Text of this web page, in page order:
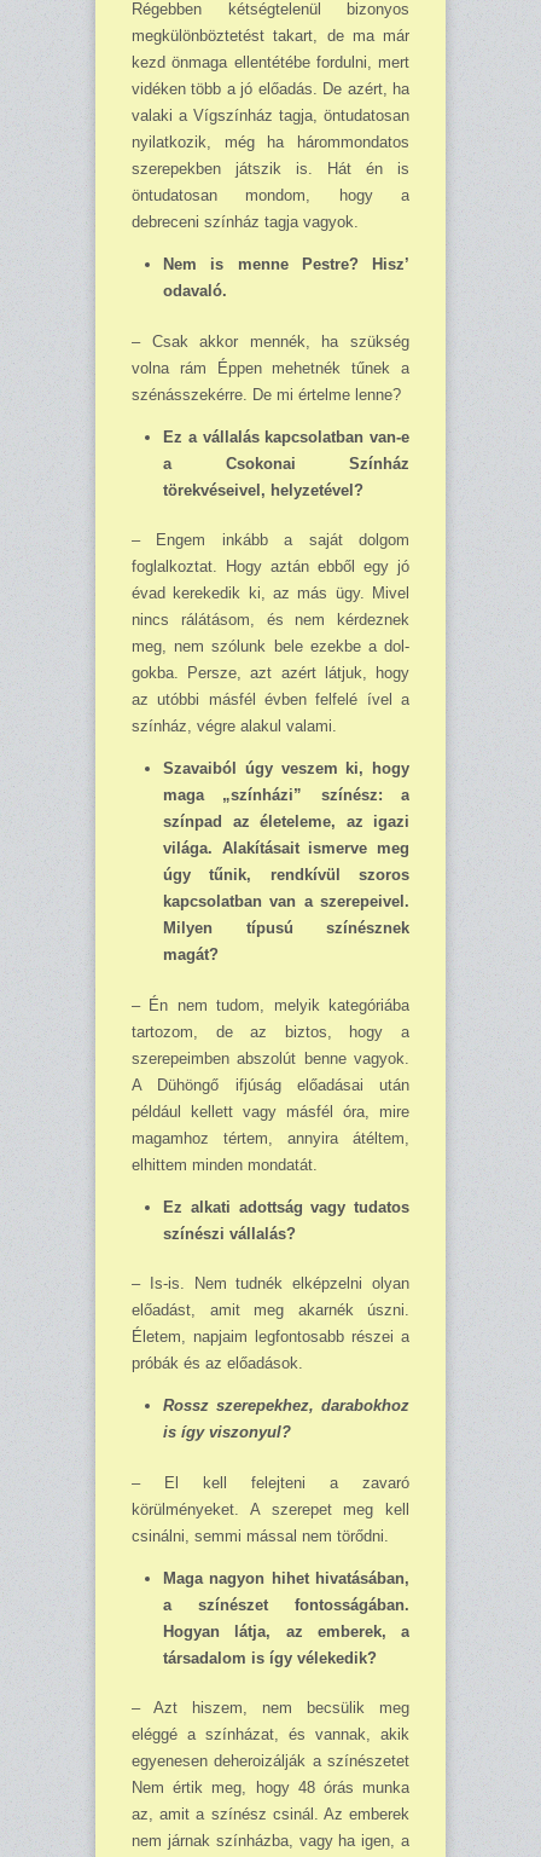
Régebben kétségtelenül bizonyos
megkülön­böztetést takart, de ma már
kezd önmaga ellentétébe fordulni, mert
vidéken több a jó előadás. De azért, ha
valaki a Vígszínház tagja, öntudatosan
nyilatkozik, még ha hárommondatos
szerepekben játszik is. Hát én is
öntudatosan mondom, hogy a
debreceni színház tagja vagyok.
Nem is menne Pestre? Hisz’
odavaló.
– Csak akkor mennék, ha szükség
volna rám Éppen mehetnék tűnek a
szénásszekérre. De mi értelme lenne?
Ez a vállalás kapcsolatban van-e
a Csokonai Színház
törekvéseivel, helyzetével?
– Engem inkább a saját dolgom
foglalkoztat. Hogy aztán ebből egy jó
évad kerekedik ki, az más ügy. Mivel
nincs rálátásom, és nem kérdeznek
meg, nem szólunk bele ezekbe a dol­
gokba. Persze, azt azért látjuk, hogy
az utóbbi másfél évben felfelé ível a
színház, végre alakul valami.
Szavaiból úgy veszem ki, hogy
maga „színházi” színész: a
színpad az életeleme, az igazi
világa. Alakításait ismerve meg
úgy tűnik, rendkívül szoros
kapcsolatban van a szerepeivel.
Milyen típusú színésznek
magát?
– Én nem tudom, melyik kategóriába
tartozom, de az biztos, hogy a
szerepeimben abszo­lút benne vagyok.
A Dühöngő ifjúság előadásai után
például kellett vagy másfél óra, mire
ma­gamhoz tértem, annyira átéltem,
elhittem minden mondatát.
Ez alkati adottság vagy tudatos
színészi vállalás?
– Is-is. Nem tudnék elképzelni olyan
előadást, amit meg akarnék úszni.
Életem, napjaim legfontosabb részei a
próbák és az előadások.
Rossz szerepekhez, darabokhoz
is így viszonyul?
– El kell felejteni a zavaró
körülményeket. A szerepet meg kell
csinálni, semmi mással nem törődni.
Maga nagyon hihet hivatásában,
a színészet fontosságában.
Hogyan látja, az emberek, a
társadalom is így vélekedik?
– Azt hiszem, nem becsülik meg
eléggé a színházat, és vannak, akik
egyenesen dehe­ro­izálják a színészetet
Nem értik meg, hogy 48 órás munka
az, amit a színész csinál. Az emberek
nem járnak színházba, vagy ha igen, a